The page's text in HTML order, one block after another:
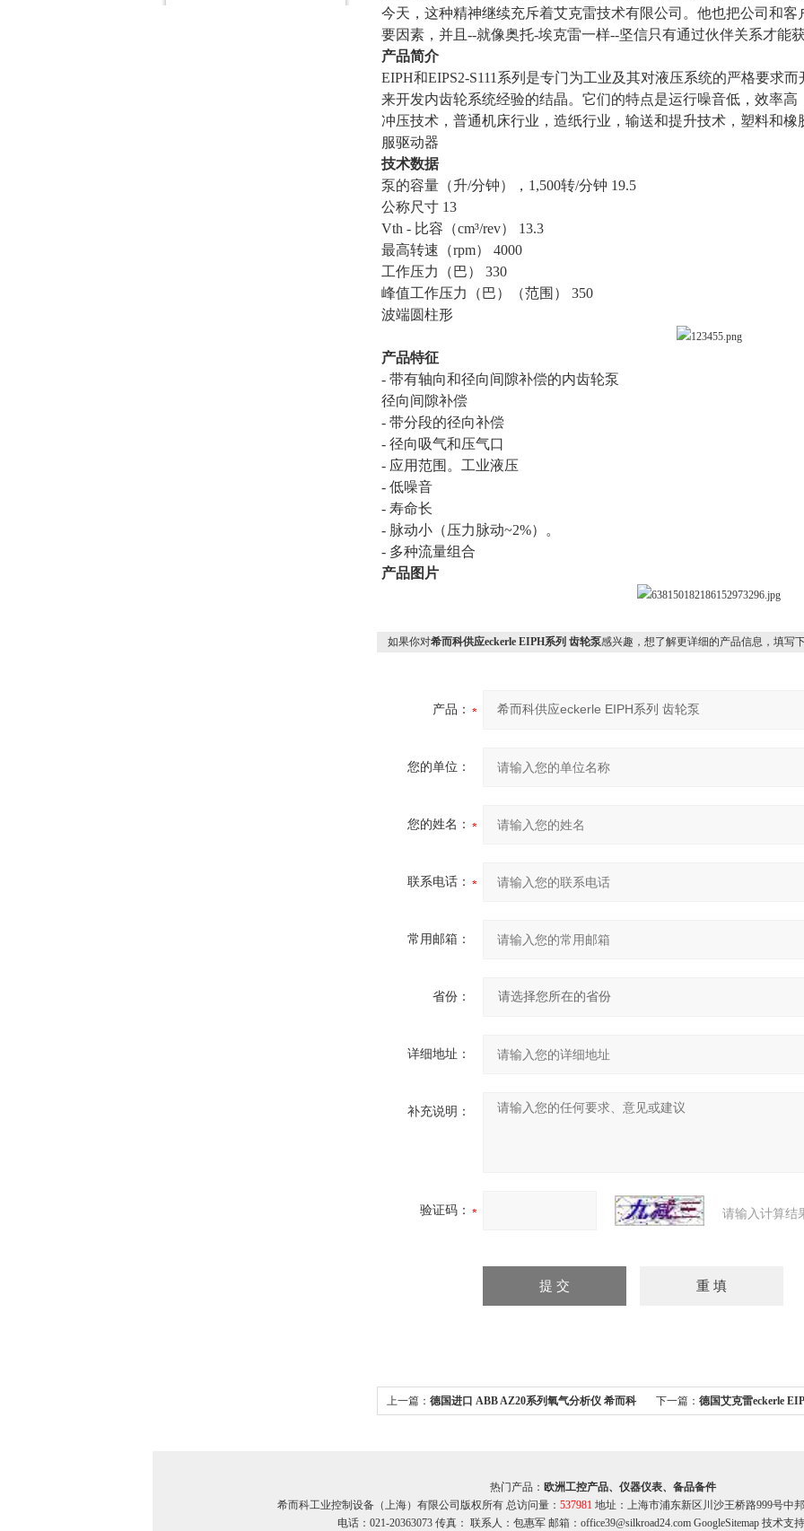
今天，这种精神继续充斥着艾克雷技术有限公司 。他也把公司和客
要因素，并且--就像奥托-埃克雷一样--坚信只有通过伙伴关系才能获
产品简介
EIPH和EIPS2-S111系列是专门为工业及其对液压系统的严格要求
来开发内齿轮系统经验的结晶。它们的特点是运行噪音低，效率高
冲压技术，普通机床行业，造纸行业，输送和提升技术，塑料和
服驱动器
技术数据
泵的容量（升/分钟），1,500转/分钟 19.5
公称尺寸 13
Vth - 比容（cm³/rev） 13.3
最高转速（rpm） 4000
工作压力（巴）
330
峰值工作压力（巴）（范围）
350
波端圆柱形
产品特征
- 带有轴向和径向间隙补偿的内齿轮泵
径向间隙补偿
- 带分段的径向补偿
- 径向吸气和压气口
- 应用范围。工业液压
- 低噪音
- 寿命长
- 脉动小（压力脉动~2%）。
- 多种流量组合
产品图片
如果你对希而科供应eckerle EIPH系列 齿轮泵感兴趣，想了解更详细的产品信息，填写
产品：
您的单位：
您的姓名：
联系电话：
常用邮箱：
省份：
详细地址：
补充说明：
验证码： 请输入计算结
上一篇： 德国进口 ABB AZ20系列氧气分析仪 希而科 下一篇： 德国艾克雷eckerle
热门产品： 欧洲工控产品、仪器仪表、备品备件
希而科工业控制设备（上海）有限公司版权所有 总访问量： 537981 地址：上海市浦东新区川沙王桥路999号中
电话：021-20363073 传真： 联系人：包惠军 邮箱：office39@silkroad24.com GoogleSitemap技术支